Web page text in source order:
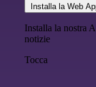
Installa la Web
Installa la nostra
notizie
Tocca